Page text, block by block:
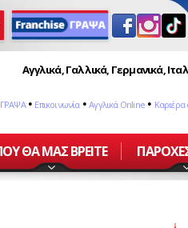
Αγγλικά, Γαλλικά, Γερμανικά,
• Επικοινωνία •Αγγλικά Online•
ΘΑ ΜΑΣ ΒΡΕΙΤΕ